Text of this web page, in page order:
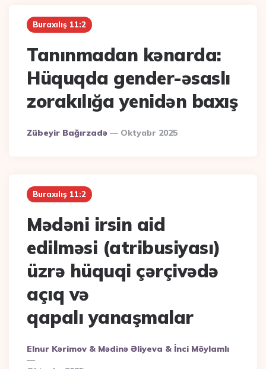
Buraxılış 11:2
Tanınmadan kənarda:
Hüquqda gender-əsaslı
zorakılığa yenidən baxış
Posted
Zübeyir Bağırzadə Oktyabr 2025
Buraxılış 11:2
Mədəni irsin aid
edilməsi (atribusiyası)
üzrə hüquqi çərçivədə
açıq və
qapalı yanaşmalar
Posted
Elnur Kərimov & Mədinə Əliyeva & İnci Möylamlı